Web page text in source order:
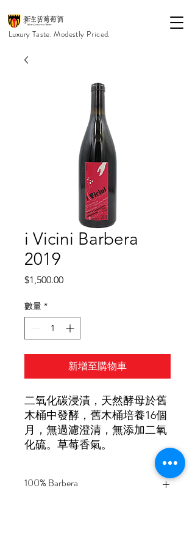
Luxury Taste. Modestly Priced.
i Vicini Barbera
2019
$1,500.00價
數量 *
新增至購物車
二氧化碳浸漬，天然酵母於舊
木桶中發酵，舊木桶培養16個
月，無過濾澄清，無添加二氧
化硫。草莓香氣。
100% Barbera